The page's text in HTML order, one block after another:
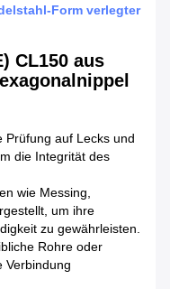
Form verlegter
CL150 aus
Prüfung auf Lecks und
die Integrität des
wie Messing,
um ihre
zu gewährleisten.
Rohre oder
Verbindung